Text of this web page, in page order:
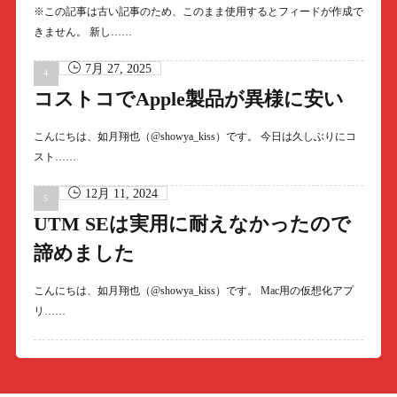
※この記事は古い記事のため、このまま使用するとフィードが作成で
きません。 新し……
7月 27, 2025
コストコでApple製品が異様に安い
こんにちは、如月翔也（@showya_kiss）です。 今日は久しぶりにコ
スト……
12月 11, 2024
UTM SEは実用に耐えなかったので
諦めました
こんにちは、如月翔也（@showya_kiss）です。 Mac用の仮想化アプ
リ……